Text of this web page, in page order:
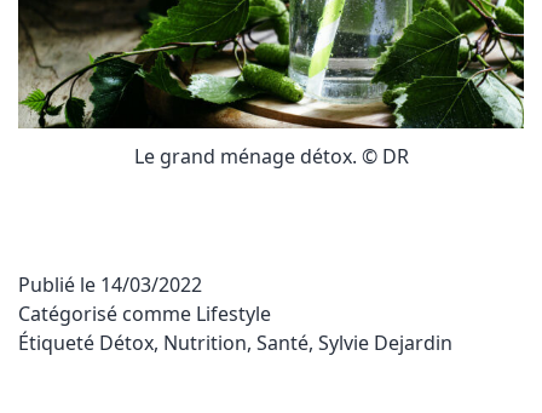
Le grand ménage détox. © DR
Publié le 14/03/2022
Catégorisé comme Lifestyle
Étiqueté Détox, Nutrition, Santé, Sylvie Dejardin